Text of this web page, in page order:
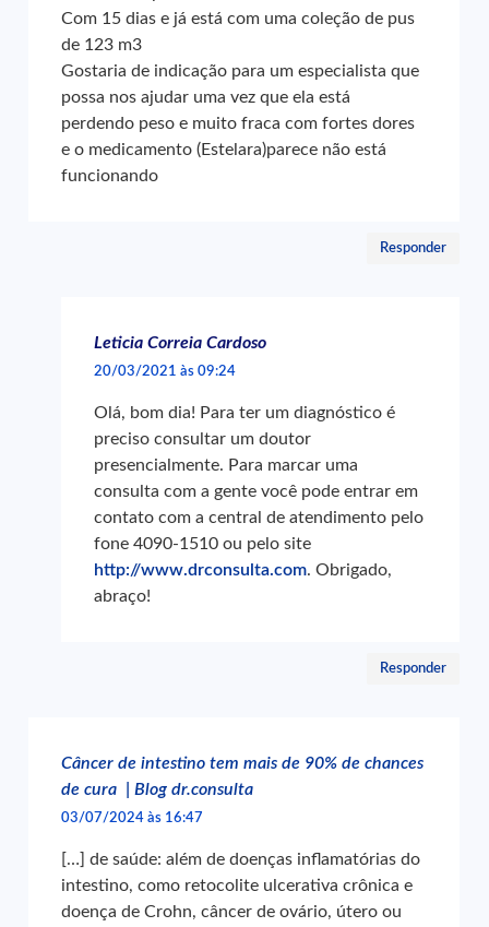
Com 15 dias e já está com uma coleção de pus
de 123 m3
Gostaria de indicação para um especialista que
possa nos ajudar uma vez que ela está
perdendo peso e muito fraca com fortes dores
e o medicamento (Estelara)parece não está
funcionando
Responder
Leticia Correia Cardoso
20/03/2021 às 09:24
Olá, bom dia! Para ter um diagnóstico é
preciso consultar um doutor
presencialmente. Para marcar uma
consulta com a gente você pode entrar em
contato com a central de atendimento pelo
fone 4090-1510 ou pelo site
http://www.drconsulta.com. Obrigado,
abraço!
Responder
Câncer de intestino tem mais de 90% de chances
de cura | Blog dr.consulta
03/07/2024 às 16:47
[…] de saúde: além de doenças inflamatórias do
intestino, como retocolite ulcerativa crônica e
doença de Crohn, câncer de ovário, útero ou